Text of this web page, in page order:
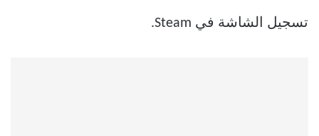
تسجيل الشاشة في Steam.